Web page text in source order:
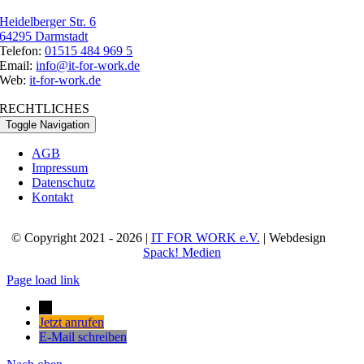
Heidelberger Str. 6
64295 Darmstadt
Telefon:01515 484 969 5
Email:info@it-for-work.de
Web:it-for-work.de
RECHTLICHES
Toggle Navigation
AGB
Impressum
Datenschutz
Kontakt
© Copyright 2021 - 2026 | IT FOR WORK e.V. | Webdesign
Spack! Medien
Page load link
Jetzt anrufen
E-Mail schreiben